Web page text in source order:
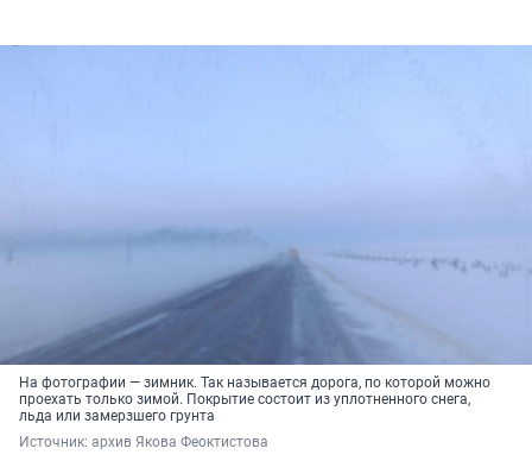
На фотографии — зимник. Так называется дорога, по которой можно
проехать только зимой. Покрытие состоит из уплотненного снега,
льда или замерзшего грунта
Источник: архив Якова Феоктистова